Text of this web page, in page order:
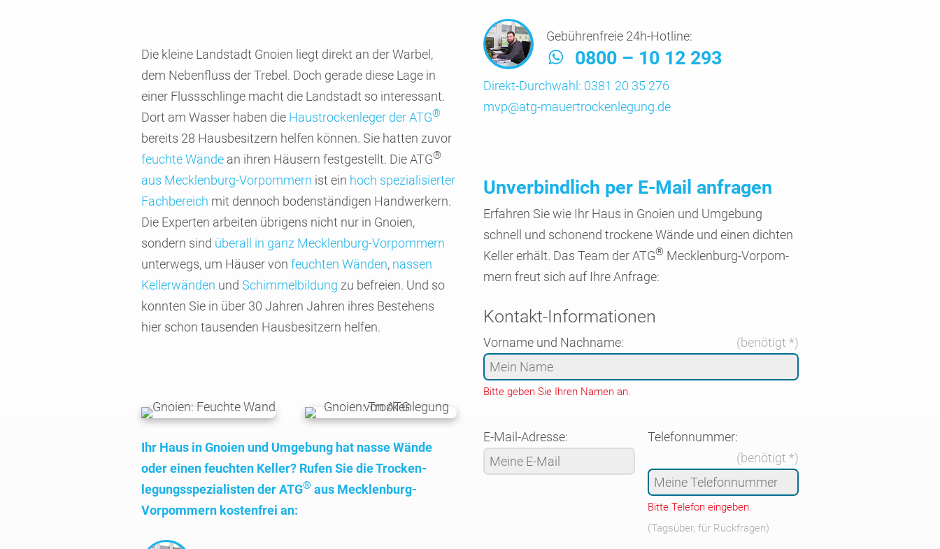
Die kleine Land­stadt Gnoien liegt direkt an der Warbel,
dem Neben­fluss der Trebel. Doch gerade diese Lage in
einer Fluss­schlinge macht die Land­stadt so interes­sant.
Dort am Wasser haben die Haus­trocken­leger der ATG®
bereits 28 Hausbe­sitzern helfen können. Sie hatten zuvor
feuchte Wändean ihren Häusern festge­stellt. Die ATG®
aus Mecklen­burg-Vorpom­mern ist ein hoch spezia­lisierter
Fachbe­reich mit dennoch boden­ständigen Hand­werkern.
Die Experten arbeiten übrigens nicht nur in Gnoien,
sondern sind überall in ganz Mecklen­burg-Vorpom­mern
unterwegs, um Häuser von feuchten Wänden, nassen
Keller­wänden und Schimmel­bildung zu befreien. Und so
konnten Sie in über 30 Jahren Jahren ihres Bestehens
hier schon tausenden Hausbe­sitzern helfen.
Ihr Haus in Gnoien und Umgebung hat nasse Wände
oder einen feuchten Keller? Rufen Sie die Trocken­
legungs­spezialisten der ATG® aus Mecklen­burg-
Vorpom­mern kosten­frei an:
Gebührenfreie 24h-Hotline:
0800 – 10 12 293
Direkt-Durchwahl: 0381 20 35 276
mvp@atg-mauertrockenlegung.de
Unverbindlich per E-Mail anfragen
Erfahren Sie wie Ihr Haus in Gnoien und Umgebung
schnell und schonend trockene Wände und einen dichten
Keller erhält. Das Team der ATG® Mecklen­burg-Vorpom­
mern freut sich auf Ihre Anfrage:
Kontakt-Informationen
Vorname und Nachname: (benötigt *)
Bitte geben Sie Ihren Namen an.
E-Mail-Adresse:
Telefonnummer:
(benötigt *)
Bitte Telefon eingeben.
(Tagsüber, für Rückfragen)